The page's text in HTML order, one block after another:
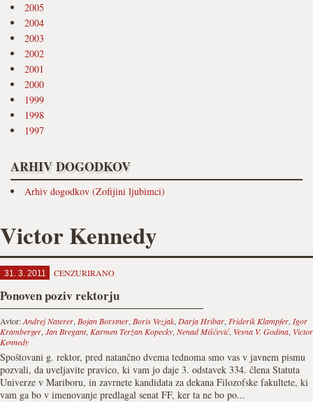
2005
2004
2003
2002
2001
2000
1999
1998
1997
ARHIV DOGODKOV
Arhiv dogodkov (Zofijini ljubimci)
Victor Kennedy
31. 3. 2011 CENZURIRANO
Ponoven poziv rektorju
Avtor:Andrej Naterer, Bojan Borstner, Boris Vezjak, Darja Hribar, Friderik Klampfer, Igor
Kramberger, Jan Bregant, Karmen Teržan Kopecky, Nenad Miščević, Vesna V. Godina, Victor
Kennedy
Spoštovani g. rektor, pred natančno dvema tednoma smo vas v javnem pismu
pozvali, da uveljavite pravico, ki vam jo daje 3. odstavek 334. člena Statuta
Univerze v Mariboru, in zavrnete kandidata za dekana Filozofske fakultete, ki
vam ga bo v imenovanje predlagal senat FF, ker ta ne bo po...